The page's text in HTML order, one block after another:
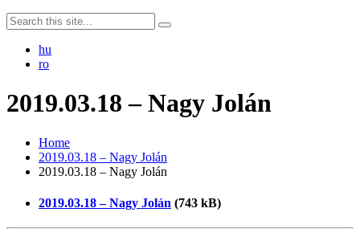
hu
ro
2019.03.18 – Nagy Jolán
Home
2019.03.18 – Nagy Jolán
2019.03.18 – Nagy Jolán
2019.03.18 – Nagy Jolán (743 kB)